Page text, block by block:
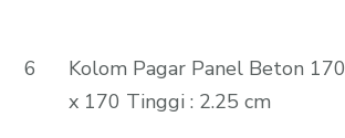
6
Kolom Pagar Panel Beton 170
x 170 Tinggi : 2.25 cm